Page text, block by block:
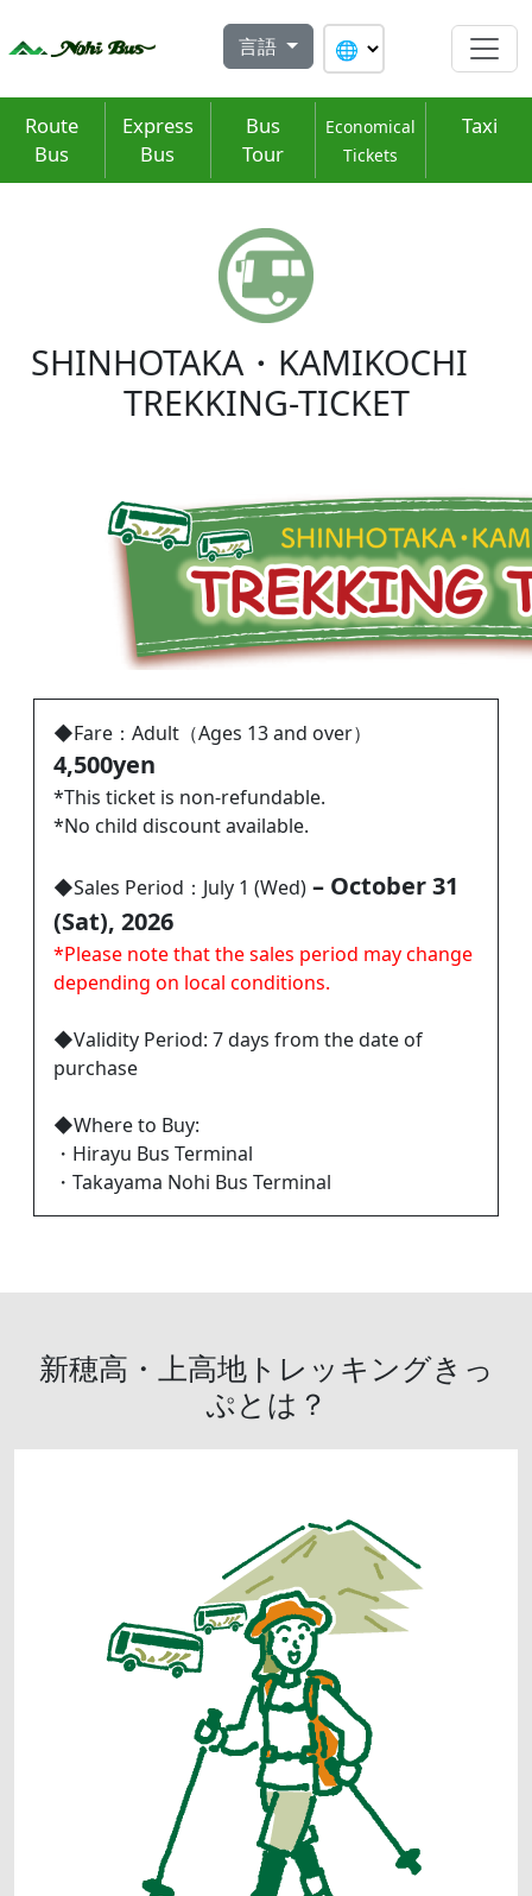
to
言語
Route
Bus
Express
Bus
Bus
Tour
Economical
Tickets
Taxi
SHINHOTAKA・KAMIKOCHI
TREKKING-TICKET
◆Fare：Adult（Ages 13 and over）
4,500yen
*This ticket is non-refundable.
*No child discount available.
◆Sales Period：July 1 (Wed) – October 31
(Sat), 2026
*Please note that the sales period may change
depending on local conditions.
◆Validity Period: 7 days from the date of
purchase
◆Where to Buy:
・Hirayu Bus Terminal
・Takayama Nohi Bus Terminal
新穂高・上高地トレッキングきっ
ぷとは？